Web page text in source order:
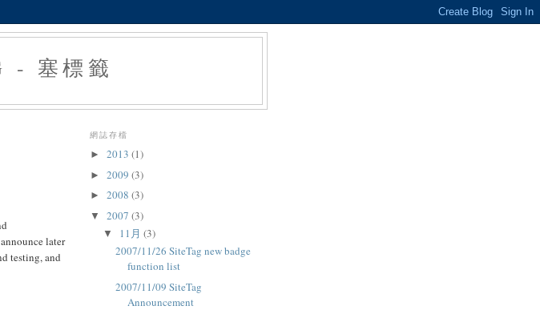
- 塞標籤
later
testing, and
網誌存檔
► 2013 (1)
► 2009 (3)
► 2008 (3)
▼ 2007 (3)
▼ 11月 (3)
2007/11/26 SiteTag new badge
function list
2007/11/09 SiteTag
Announcement